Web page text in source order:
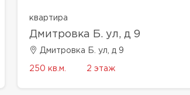
квартира
Дмитровка Б. ул, д 9
Дмитровка Б. ул, д 9
250 кв.м. 2 этаж